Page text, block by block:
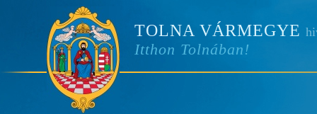
TOLNA VÁRMEGYE
Itthon Tolnában!